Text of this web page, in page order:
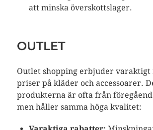
att minska överskottslager.
OUTLET
Outlet shopping erbjuder varaktigt
priser på kläder och accessoarer.
produkterna är ofta från
men håller samma höga kvalitet: